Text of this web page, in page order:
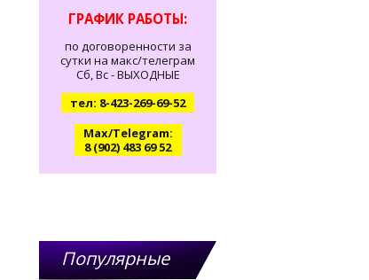
ГРАФИК РАБОТЫ:
по договоренности за
сутки на макс/телеграм
Сб, Вс - ВЫХОДНЫЕ
тел: 8-423-269-69-52
Max/Telegram:
8 (902) 483 69 52
Популярные